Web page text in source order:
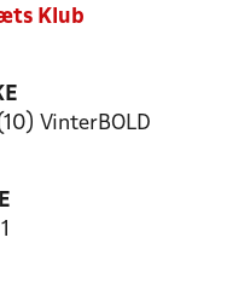
Klub
VinterBOLD